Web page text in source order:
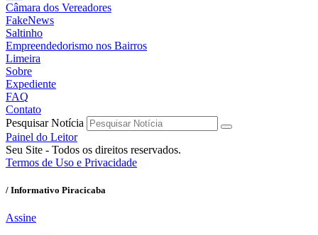
Câmara dos Vereadores
FakeNews
Saltinho
Empreendedorismo nos Bairros
Limeira
Sobre
Expediente
FAQ
Contato
Pesquisar Notícia
Painel do Leitor
Seu Site - Todos os direitos reservados.
Termos de Uso e Privacidade
/ Informativo Piracicaba
Assine